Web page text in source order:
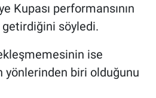
Kupası performansının
söyledi.
ise
yönlerinden biri olduğunu